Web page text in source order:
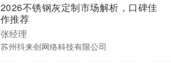
2026不锈钢灰定制市场解析，口碑佳
作推荐
张经理
苏州抖来创网络科技有限公司